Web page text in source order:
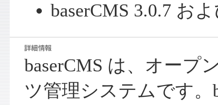
baserCMS 3.0.7 お
baserCMS は、オープ
ツ管理システムです。